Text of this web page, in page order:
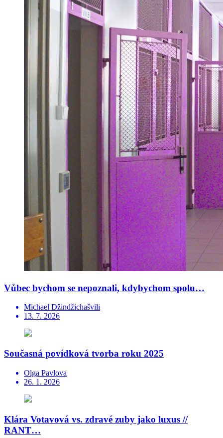
Vůbec bychom se nepoznali, kdybychom spolu…
Michael Džindžichašvili
13. 7. 2026
Současná povídková tvorba roku 2025
Olga Pavlova
26. 1. 2026
Klára Votavová vs. zdravé zuby jako luxus //
RANT…